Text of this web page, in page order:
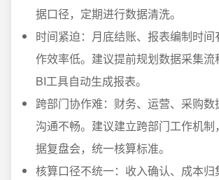
据口径，定期进行数据清洗。
时间紧迫：月底结账、报表编制时
作效率低。建议提前规划数据采集流
BI工具自动生成报表。
跨部门协作难：财务、运营、采购数
沟通不畅。建议建立跨部门工作机
据复盘会，统一核算标准。
核算口径不统一：收入确认、成本归